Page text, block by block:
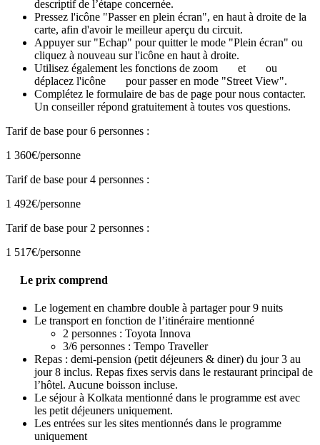
descriptif de l’étape concernée.
Pressez l'icône "Passer en plein écran", en haut à droite de la
carte, afin d'avoir le meilleur aperçu du circuit.
Appuyer sur "Echap" pour quitter le mode "Plein écran" ou
cliquez à nouveau sur l'icône en haut à droite.
Utilisez également les fonctions de zoom
et
ou
déplacez l'icône
pour passer en mode "Street View".
Complétez le formulaire de bas de page pour nous contacter.
Un conseiller répond gratuitement à toutes vos questions.
Tarif de base pour 6 personnes :
1 360€/personne
Tarif de base pour 4 personnes :
1 492€/personne
Tarif de base pour 2 personnes :
1 517€/personne
Le prix comprend
Le logement en chambre double à partager pour 9 nuits
Le transport en fonction de l’itinéraire mentionné
2 personnes : Toyota Innova
3/6 personnes : Tempo Traveller
Repas : demi-pension (petit déjeuners & diner) du jour 3 au
jour 8 inclus. Repas fixes servis dans le restaurant principal de
l’hôtel. Aucune boisson incluse.
Le séjour à Kolkata mentionné dans le programme est avec
les petit déjeuners uniquement.
Les entrées sur les sites mentionnés dans le programme
uniquement